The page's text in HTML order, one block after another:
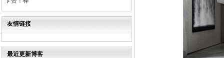
友情链接
最近更新博客